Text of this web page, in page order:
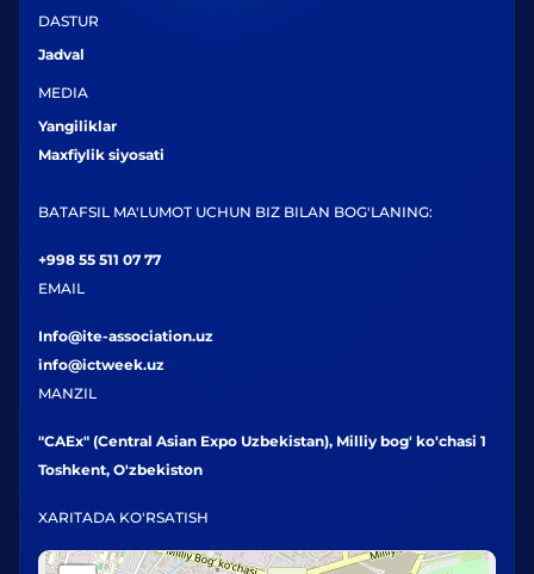
DASTUR
Jadval
MEDIA
Yangiliklar
Maxfiylik siyosati
BATAFSIL MA'LUMOT UCHUN BIZ BILAN BOG'LANING:
+998 55 511 07 77
EMAIL
Info@ite-association.uz
info@ictweek.uz
MANZIL
"CAEx" (Central Asian Expo Uzbekistan), Milliy bog' ko'chasi 1
Toshkent, O'zbekiston
XARITADA KO'RSATISH